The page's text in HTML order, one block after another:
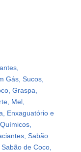
Gás, Sucos,
Graspa,
Mel,
Enxaguatório e
Sabão
de Coco,